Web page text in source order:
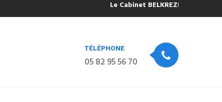
Le Cabinet BELKREZIA sera
TÉLÉPHONE
05 82 95 56 70